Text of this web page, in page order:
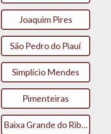
Joaquim Pires
São Pedro do Piauí
Simplício Mendes
Pimenteiras
Baixa Grande do Ribeiro